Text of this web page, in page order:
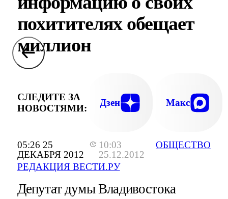
05:26 25
ДЕКАБРЯ 2012
10:03
25.12.2012
РЕДАКЦИЯ ВЕСТИ.РУ
ОБЩЕСТВО
похитителях обещает
миллион
СЛЕДИТЕ ЗА
НОВОСТЯМИ:
Дзен Макс
Депутат думы Владивостока